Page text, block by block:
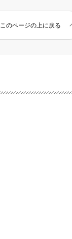
このページの上に戻る